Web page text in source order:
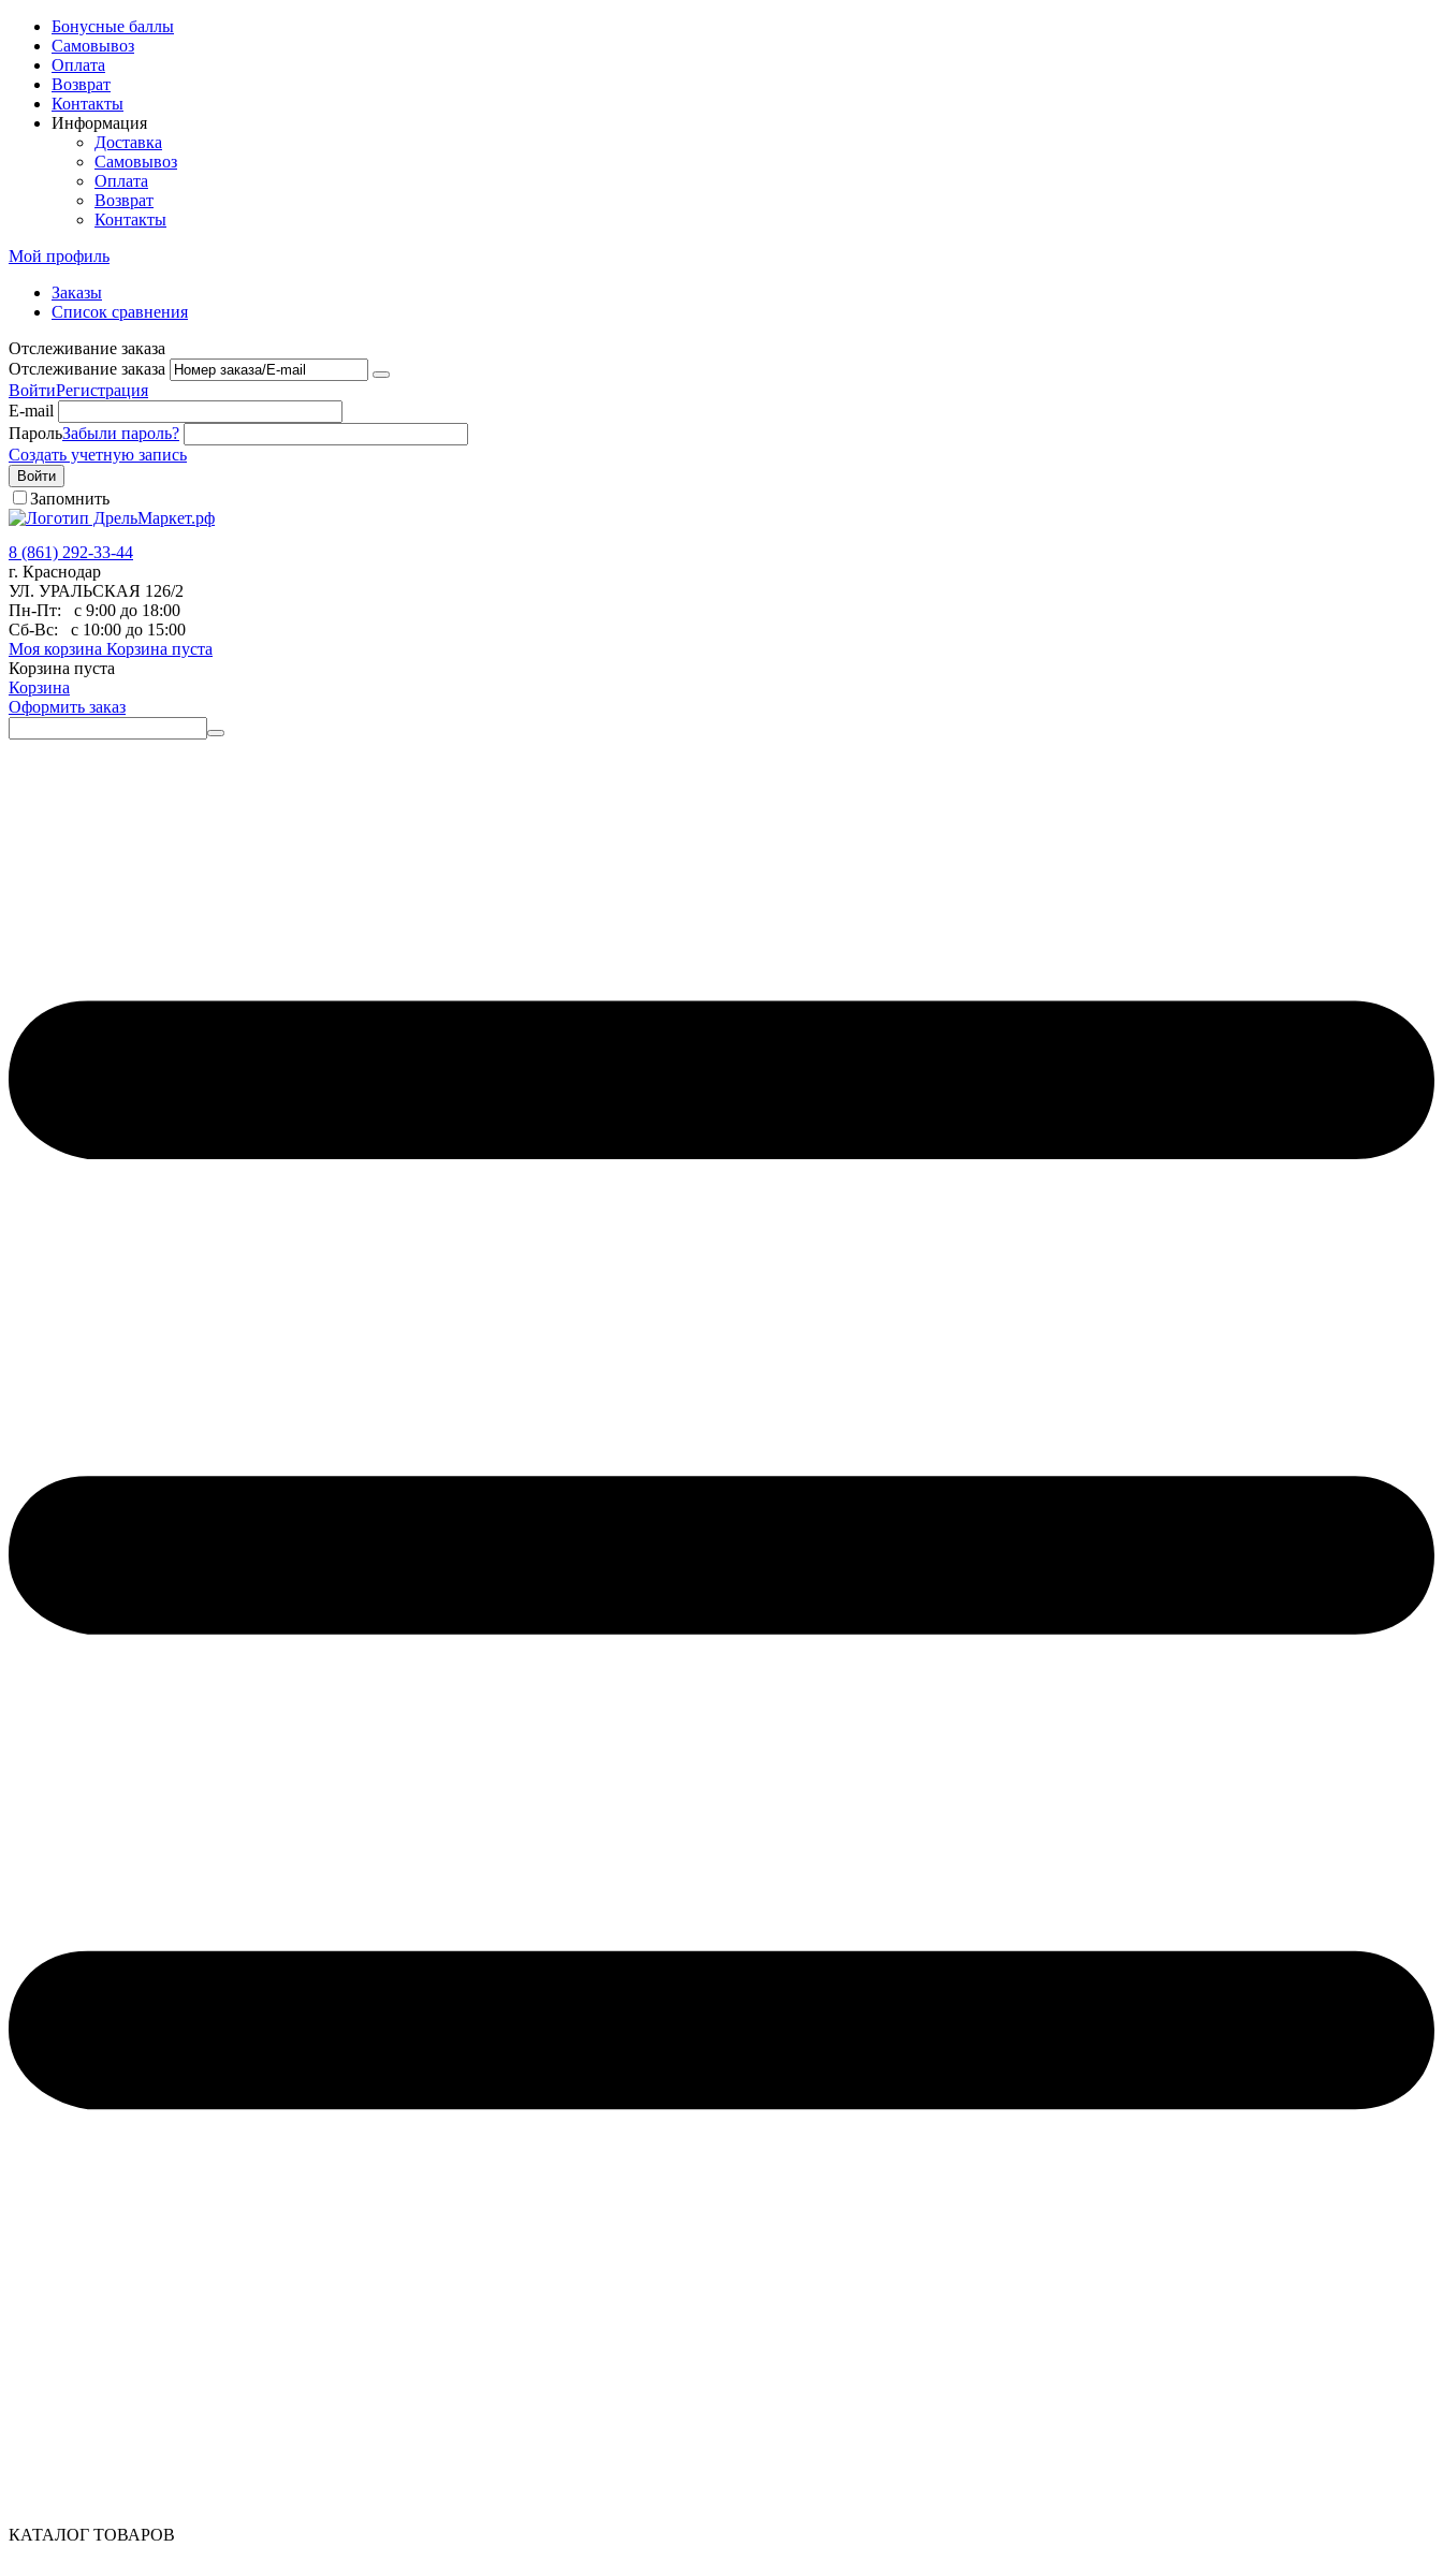
Бонусные баллы
Самовывоз
Оплата
Возврат
Контакты
Информация
Доставка
Самовывоз
Оплата
Возврат
Контакты
Мой профиль
Заказы
Список сравнения
Отслеживание заказа
Отслеживание заказа
ВойтиРегистрация
E-mail
ПарольЗабыли пароль?
Создать учетную запись
Войти
Запомнить
8 (861) 292-33-44
г. Краснодар
УЛ. УРАЛЬСКАЯ 126/2
Пн-Пт:
с 9:00 до 18:00
Сб-Вс:
с 10:00 до 15:00
Моя корзина Корзина пуста
Корзина пуста
Корзина
Оформить заказ
КАТАЛОГ ТОВАРОВ